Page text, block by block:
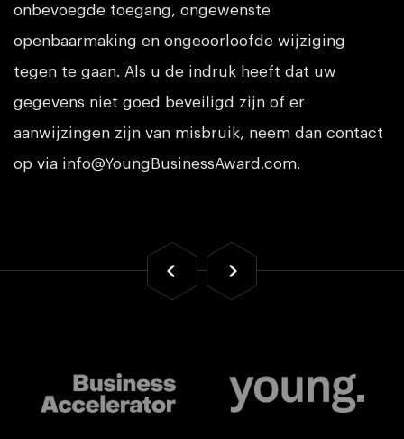
onbevoegde toegang, ongewenste
openbaarmaking en ongeoorloofde wijziging
tegen te gaan. Als u de indruk heeft dat uw
gegevens niet goed beveiligd zijn of er
aanwijzingen zijn van misbruik, neem dan contact
op via info@YoungBusinessAward.com.